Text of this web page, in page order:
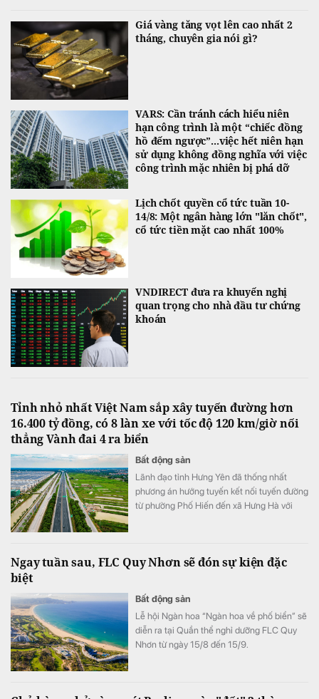
Giá vàng tăng vọt lên cao nhất 2
tháng, chuyên gia nói gì?
VARS: Cần tránh cách hiểu niên
hạn công trình là một “chiếc đồng
hồ đếm ngược”...việc hết niên hạn
sử dụng không đồng nghĩa với việc
công trình mặc nhiên bị phá dỡ
Lịch chốt quyền cổ tức tuần 10-
14/8: Một ngân hàng lớn "lăn chốt",
cổ tức tiền mặt cao nhất 100%
VNDIRECT đưa ra khuyến nghị
quan trọng cho nhà đầu tư chứng
khoán
Tỉnh nhỏ nhất Việt Nam sắp xây tuyến đường hơn
16.400 tỷ đồng, có 8 làn xe với tốc độ 120 km/giờ nối
thẳng Vành đai 4 ra biển
Bất động sản
Lãnh đạo tỉnh Hưng Yên đã thống nhất
phương án hướng tuyến kết nối tuyến đường
từ phường Phố Hiến đến xã Hưng Hà với
Ngay tuần sau, FLC Quy Nhơn sẽ đón sự kiện đặc
biệt
Bất động sản
Lễ hội Ngàn hoa “Ngàn hoa về phố biển” sẽ
diễn ra tại Quần thể nghỉ dưỡng FLC Quy
Nhơn từ ngày 15/8 đến 15/9.